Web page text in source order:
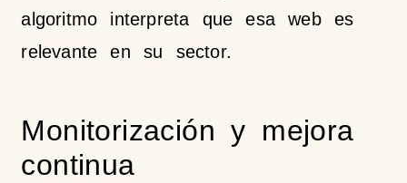
algoritmo interpreta que esa web es
relevante en su sector.
Monitorización y mejora
continua